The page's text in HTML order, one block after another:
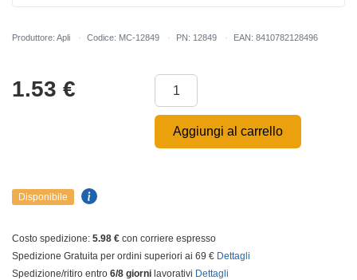
Produttore: Apli Codice: MC-12849 PN: 12849 EAN: 8410782128496
1.53 €
Aggiungi al carrello
Disponibile
Costo spedizione: 5.98 € con corriere espresso
Spedizione Gratuita per ordini superiori ai 69 € Dettagli
Spedizione/ritiro entro 6/8 giorni lavorativi Dettagli